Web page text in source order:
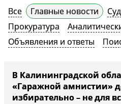
Научные публикации
Контактная
Судебные решения
СМИ о нас
Все Главные новости
Прокуратура
Объявления и ответы
В Калининградской
«Гаражной амнистии»
избирательно – не для